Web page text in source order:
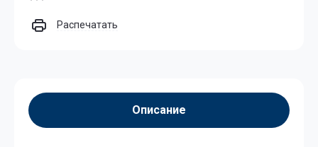
Распечатать
Описание